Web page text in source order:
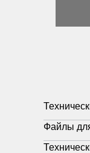
Файлы